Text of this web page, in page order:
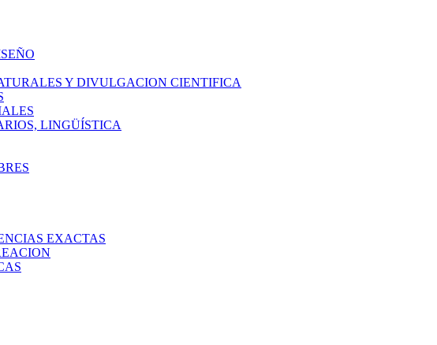
Y DIVULGACION CIENTIFICA
LINGÜÍSTICA
EXACTAS